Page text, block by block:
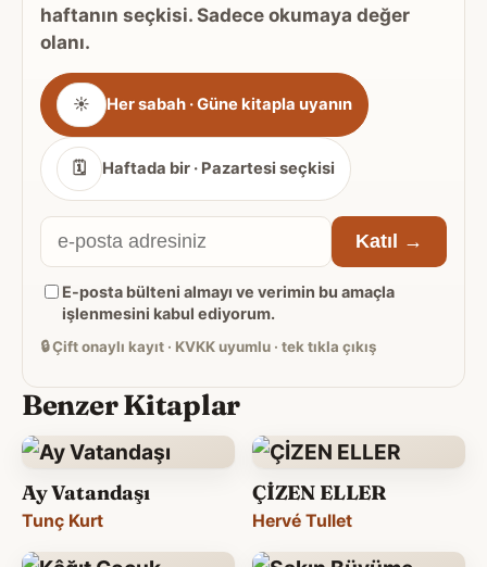
haftanın seçkisi. Sadece okumaya değer
olanı.
Gönderim
sıklığı
☀ Her sabah · Güne kitapla uyanın
🗓 Haftada bir · Pazartesi seçkisi
E-
posta
adresiniz
Katıl →
E-posta bülteni almayı ve verimin bu amaçla
işlenmesini kabul ediyorum.
🔒Çift onaylı kayıt · KVKK uyumlu · tek tıkla çıkış
Benzer Kitaplar
Ay Vatandaşı
Tunç Kurt
ÇİZEN ELLER
Hervé Tullet